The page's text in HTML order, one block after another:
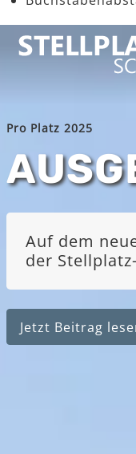
Pro Platz 2025
Auf dem
der
Jetzt Beitrag